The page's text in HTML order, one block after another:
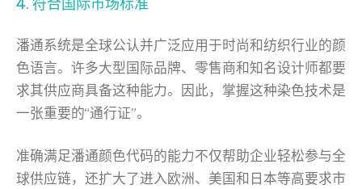
潘通系统是全球公认并广泛应用于时尚和纺织行业的颜
色语言。许多大型国际品牌、零售商和知名设计师都要
求其供应商具备这种能力。因此，掌握这种染色技术是
一张重要的“通行证”。
准确满足潘通颜色代码的能力不仅帮助企业轻松参与全
球供应链，还扩大了进入欧洲、美国和日本等高要求市